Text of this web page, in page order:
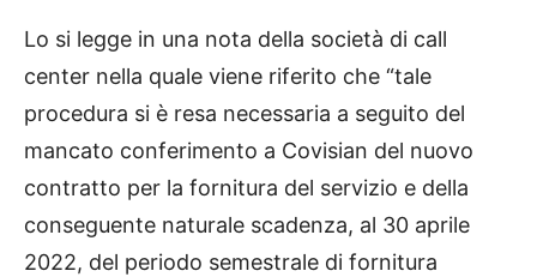
Lo si legge in una nota della società di call
center nella quale viene riferito che “tale
procedura si è resa necessaria a seguito del
mancato conferimento a Covisian del nuovo
contratto per la fornitura del servizio e della
conseguente naturale scadenza, al 30 aprile
2022, del periodo semestrale di fornitura